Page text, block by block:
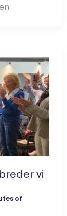
vi
of